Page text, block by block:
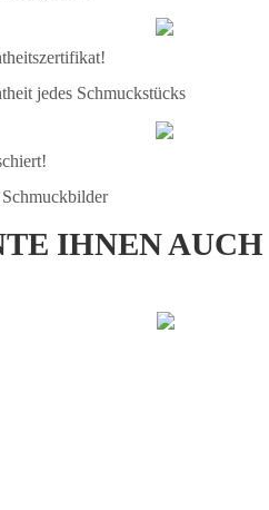
jedes Schmuckstücks
IHNEN